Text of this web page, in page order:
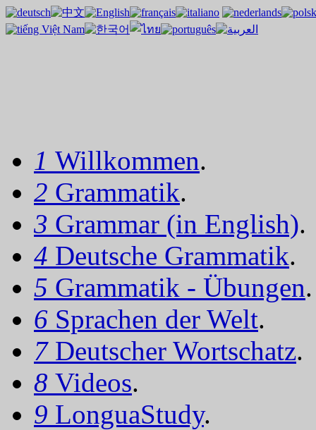
1 Willkommen.
2 Grammatik.
3 Grammar (in English).
4 Deutsche Grammatik.
5 Grammatik - Übungen.
6 Sprachen der Welt.
7 Deutscher Wortschatz.
8 Videos.
9 LonguaStudy.